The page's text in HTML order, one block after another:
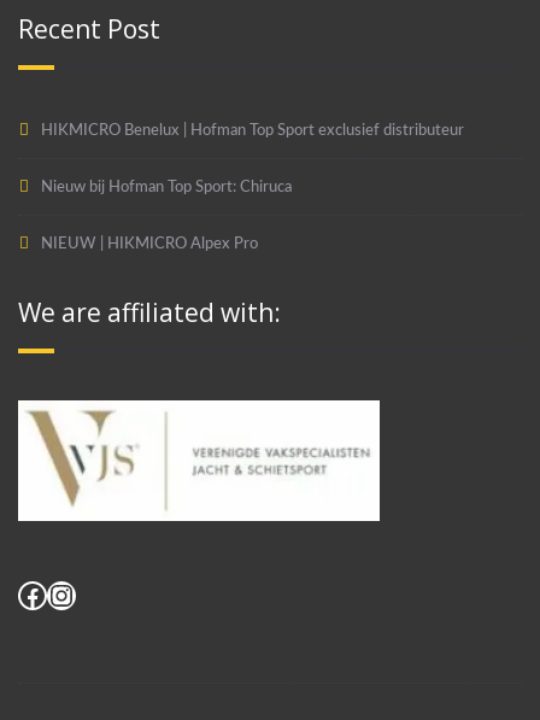
Recent Post
HIKMICRO Benelux | Hofman Top Sport exclusief distributeur
Nieuw bij Hofman Top Sport: Chiruca
NIEUW | HIKMICRO Alpex Pro
We are affiliated with:
Facebook
Instagram